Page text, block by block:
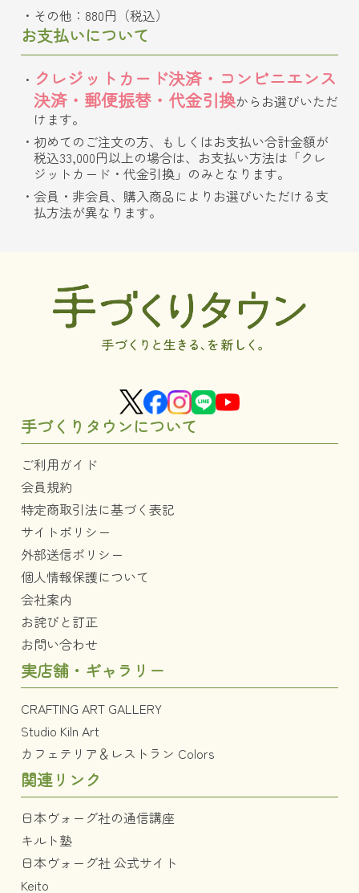
その他：880円（税込）
お支払いについて
クレジットカード決済・コンビニエンス
決済・郵便振替・代金引換からお選びいただ
けます。
初めてのご注文の方、もしくはお支払い合計金額が
税込33,000円以上の場合は、お支払い方法は「クレ
ジットカード・代金引換」のみとなります。
会員・非会員、購入商品によりお選びいただける支
払方法が異なります。
手づくりタウンについて
ご利用ガイド
会員規約
特定商取引法に基づく表記
サイトポリシー
外部送信ポリシー
個人情報保護について
会社案内
お詫びと訂正
お問い合わせ
実店舗・ギャラリー
CRAFTING ART GALLERY
Studio Kiln Art
カフェテリア＆レストラン Colors
関連リンク
日本ヴォーグ社の通信講座
キルト塾
日本ヴォーグ社 公式サイト
Keito